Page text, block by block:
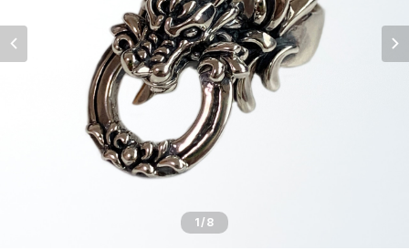
1 /8